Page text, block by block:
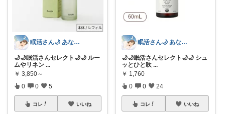
眠活さん🌙 あなたの眠りをお手伝い
🌙🌙眠活さんセレクト🌙🌙 ルー
ムやリネン ...
￥ 3,850～
0 0 5
コレ いいね
眠活さん🌙 あなたの眠りをお手伝い
🌙🌙眠活さんセレクト🌙🌙 シュ
ッとひと吹 ...
￥ 1,760
0 0 24
コレ いいね